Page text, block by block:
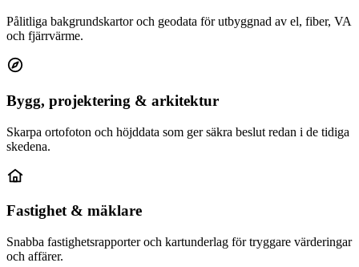
Pålitliga bakgrundskartor och geodata för utbyggnad av el, fiber, VA
och fjärrvärme.
Bygg, projektering & arkitektur
Skarpa ortofoton och höjddata som ger säkra beslut redan i de tidiga
skedena.
Fastighet & mäklare
Snabba fastighetsrapporter och kartunderlag för tryggare värderingar
och affärer.